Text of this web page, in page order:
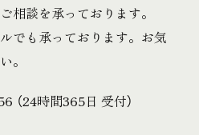
相談を承っております。
でも承っております。お気
。
（24時間365日 受付）